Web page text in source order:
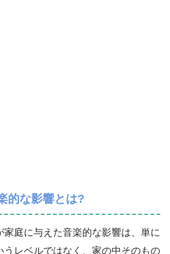
的な影響とは?
庭に与えた音楽的な影響は、単に
うレベルではなく、家の中そのもの